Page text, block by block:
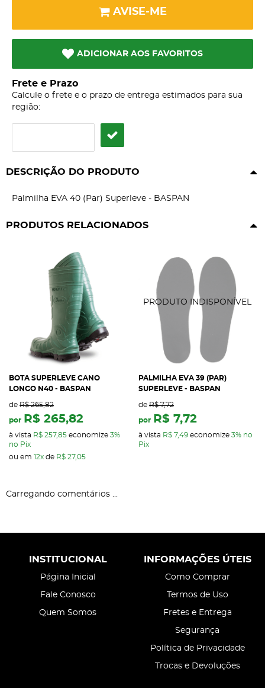
AVISE-ME
ADICIONAR AOS FAVORITOS
Frete e Prazo
Calcule o frete e o prazo de entrega estimados para sua
região:
DESCRIÇÃO DO PRODUTO
Palmilha EVA 40 (Par) Superleve - BASPAN
PRODUTOS RELACIONADOS
BOTA SUPERLEVE CANO
LONGO N40 - BASPAN
de R$ 265,82
por R$ 265,82
à vista R$ 257,85 economize 3%
no Pix
ou em
12x de R$ 27,05
PALMILHA EVA 39 (PAR)
SUPERLEVE - BASPAN
de R$ 7,72
por R$ 7,72
à vista R$ 7,49 economize 3% no
Pix
Carregando comentários ...
INSTITUCIONAL
Página Inicial
Fale Conosco
Quem Somos
INFORMAÇÕES ÚTEIS
Como Comprar
Termos de Uso
Fretes e Entrega
Segurança
Política de Privacidade
Trocas e Devoluções